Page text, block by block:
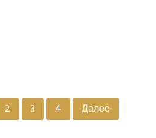
2 3 4 Далее